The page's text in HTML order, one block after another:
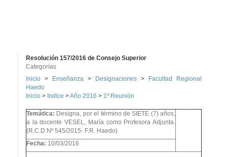
Resolución 157/2016 de Consejo Superior
Categorías
Inicio > Enseñanza > Designaciones >
Facultad Regional
Haedo
Inicio > Indice >Año 2016 > 1º Reunión
Temática: Designa, por el término de SIETE (7) años,
a la docente VESEL, María como Profesora Adjunta.
(R.C.D Nº 545/2015- F.R. Haedo)
Fecha: 10/03/2016